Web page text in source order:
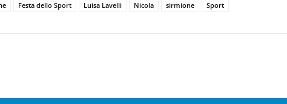
Festa dello Sport Luisa Lavelli Nicola sirmione Sport